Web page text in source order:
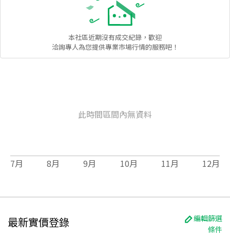
本社區近期沒有成交紀錄，歡迎
洽詢專人為您提供專業市場行情的服務吧！
此時間區間內無資料
7月 8月 9月 10月 11月 12月
最新實價登錄
編輯篩選
條件